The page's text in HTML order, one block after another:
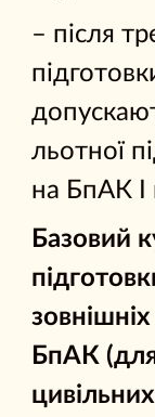
– після
льотної
на БпАК І
Базовий
зовнішніх
БпАК